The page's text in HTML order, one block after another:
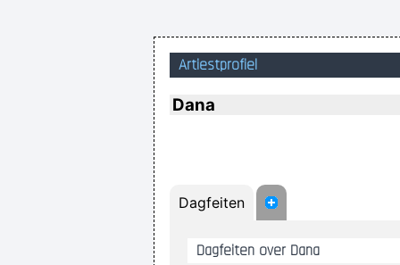
. And these children that you
Artiestprofiel
Dana
Dagfeiten
Dagfeiten over Dana